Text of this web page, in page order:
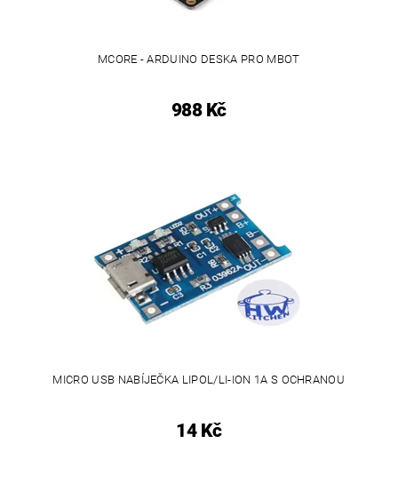
MCORE - ARDUINO DESKA PRO MBOT
988 Kč
MICRO USB NABÍJEČKA LIPOL/LI-ION 1A S OCHRANOU
14 Kč